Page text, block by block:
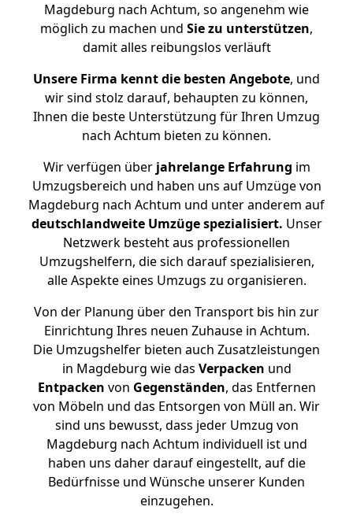
Magdeburg nach Achtum, so angenehm wie
möglich zu machen und Sie zu unterstützen,
damit alles reibungslos verläuft
Unsere Firma kennt die besten Angebote, und
wir sind stolz darauf, behaupten zu können,
Ihnen die beste Unterstützung für Ihren Umzug
nach Achtum bieten zu können.
Wir verfügen überjahrelange Erfahrung im
Umzugsbereich und haben uns auf Umzüge von
Magdeburg nach Achtum und unter anderem auf
deutschlandweite Umzüge spezialisiert. Unser
Netzwerk besteht aus professionellen
Umzugshelfern, die sich darauf spezialisieren,
alle Aspekte eines Umzugs zu organisieren.
Von der Planung über den Transport bis hin zur
Einrichtung Ihres neuen Zuhause in Achtum.
Die Umzugshelfer bieten auch Zusatzleistungen
in Magdeburg wie das Verpacken und
Entpacken von Gegenständen, das Entfernen
von Möbeln und das Entsorgen von Müll an. Wir
sind uns bewusst, dass jeder Umzug von
Magdeburg nach Achtum individuell ist und
haben uns daher darauf eingestellt, auf die
Bedürfnisse und Wünsche unserer Kunden
einzugehen.